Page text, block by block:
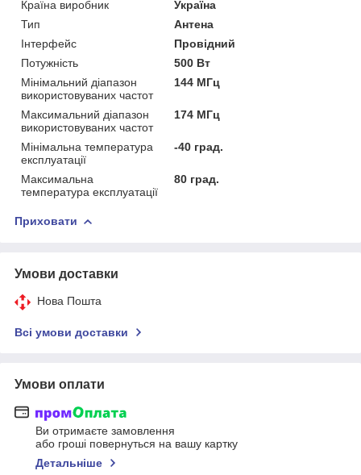
Країна виробник
Україна
Тип
Антена
Інтерфейс
Провідний
Потужність
500 Вт
Мінімальний діапазон
використовуваних частот
144 МГц
Максимальний діапазон
використовуваних частот
174 МГц
Мінімальна температура
експлуатації
-40 град.
Максимальна
температура експлуатації
80 град.
Приховати
Умови доставки
Нова Пошта
Всі умови доставки
Умови оплати
Ви отримаєте замовлення
або гроші повернуться на вашу картку
Детальніше